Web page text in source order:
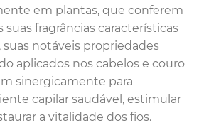
em plantas, que conferem
suas fragrâncias características
notáveis propriedades
aplicados nos cabelos e couro
sinergicamente para
capilar saudável, estimular
a vitalidade dos fios.